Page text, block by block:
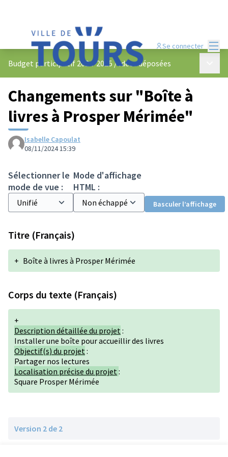
Se connecter
Budget participatif 2024-2025 /Idées déposées
Changements sur "Boîte à
livres à Prosper Mérimée"
Isabelle Capoulat
08/11/2024 15:39
Sélectionner le
mode de vue :
Mode d'affichage
HTML :
Basculer l’affichage
Titre (Français)
+ Boîte à livres à Prosper Mérimée
Corps du texte (Français)
+
Description détaillée du projet:
Installer une boîte pour accueillir des livres
Objectif(s) du projet:
Partager nos lectures
Localisation précise du projet:
Square Prosper Mérimée
Version 2 de 2